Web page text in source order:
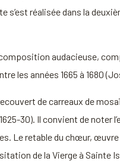
réalisée dans la
audacieuse,
les années 1665 à 1680
de carreaux de
30). Il convient de noter
Le retable du chœur,
de la Vierge à